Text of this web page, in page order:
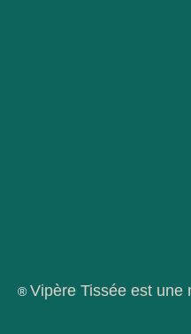
® Vipère Tissée est une